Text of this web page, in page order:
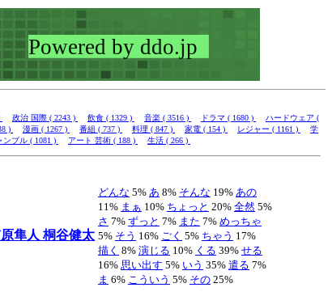
政治 国際 ( 2243 ) 飲食 ( 1329 ) 音楽 ( 3516 ) ドラマ ( 1680 )
ハードウェア (
) 漫画 ( 1267 ) 番組 ( 737 ) 料理 ( 847 ) 家電 ( 154 ) レジャー ( 1161 )
学
ンブル ( 1081 ) アート 芸術 ( 188 ) 生活 ( 266 )
隼人 桐谷健太
どんな 5% あ 8% そんな 19% あの
11% まぁ 10% ちょっと 20% 全然 5%
さ 7% ずっと 7% また 7% めっちゃ
5% そう 16% ごく 5% ちゃう 17%
描く 8% 演じる 10% くる 39% せる
16% 思い出す 5% いう 35% 遣る 7%
ま 6% こういう 5% その 25%